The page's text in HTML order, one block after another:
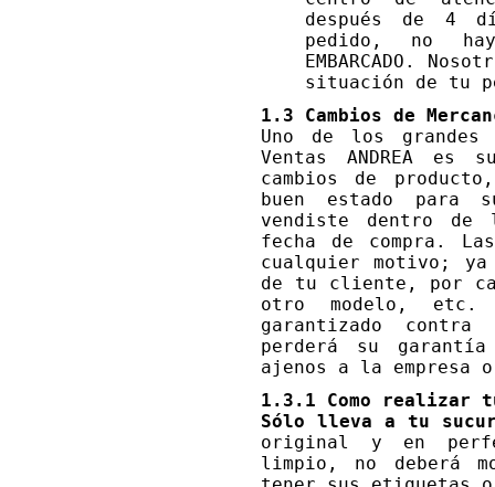
después de 4
pedido, no
EMBARCADO.
situación de tu
1.3 Cambios de
Uno de los
Ventas ANDREA
cambios de
buen estado para
vendiste dentro
fecha de compra.
cualquier motivo; ya
de tu cliente, por
otro modelo, etc.
garantizado
perderá su
ajenos a la empresa
1.3.1 Como realizar
Sólo lleva a tu
original y en
limpio, no deberá